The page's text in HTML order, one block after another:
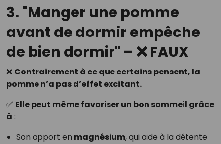
3. "Manger une pomme
avant de dormir empêche
de bien dormir" – ❌ FAUX
❌ Contrairement à ce que certains pensent, la
pomme n’a pas d’effet excitant.
✅ Elle peut même favoriser un bon sommeil grâce
à :
Son apport en magnésium, qui aide à la détente